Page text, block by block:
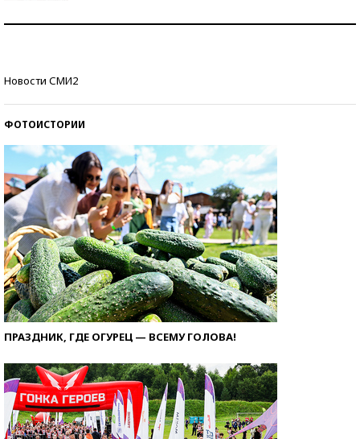
Новости СМИ2
ФОТОИСТОРИИ
ПРАЗДНИК, ГДЕ ОГУРЕЦ — ВСЕМУ ГОЛОВА!